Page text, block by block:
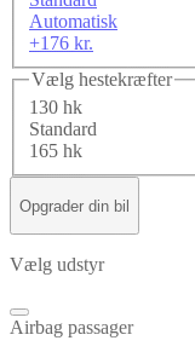
Automatisk
+176 kr.
Vælg hestekræfter
130 hk
Standard
165 hk
Opgrader din bil
Vælg udstyr
Airbag passager